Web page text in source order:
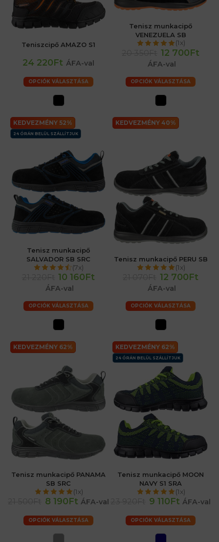
Teniszcipő AMAZO S1
24 220Ft ÁFA-val
OPCIÓK VÁLASZTÁSA
Tenisz munkacipő
VENEZUELA SB
(1x)
12 700Ft
ÁFA-val
OPCIÓK VÁLASZTÁSA
KEDVEZMÉNY 52%
24 ÓRÁN BELÜL SZÁLLÍTJUK
Tenisz munkacipő
SALVADOR SB SRC
(7x)
10 160Ft
ÁFA-val
OPCIÓK VÁLASZTÁSA
KEDVEZMÉNY 40%
Tenisz munkacipő PERU SB
(1x)
12 700Ft
ÁFA-val
OPCIÓK VÁLASZTÁSA
KEDVEZMÉNY 62%
Tenisz munkacipő PANAMA
SB SRC
(1x)
8 190Ft ÁFA-val
OPCIÓK VÁLASZTÁSA
KEDVEZMÉNY 62%
24 ÓRÁN BELÜL SZÁLLÍTJUK
Tenisz munkacipő MOON
NAVY S1 SRA
(1x)
9 110Ft ÁFA-val
OPCIÓK VÁLASZTÁSA